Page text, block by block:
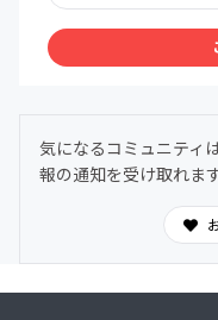
そんなやりとりから
す。
て出てくるものだと
医者があなたの体の
歌を作る時も、あな
気になるコミュニティ
報の通知を受け取れます